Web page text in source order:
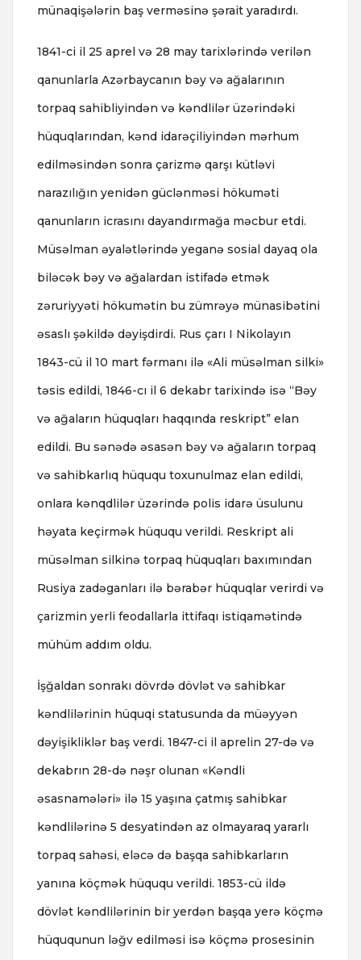
münaqişələrin baş verməsinə şərait yaradırdı.
1841-ci il 25 aprel və 28 may tarixlərində verilən
qanunlarla Azərbaycanın bəy və ağalarının
torpaq sahibliyindən və kəndlilər üzərindəki
hüquqlarından, kənd idarəçiliyindən mərhum
edilməsindən sonra çarizmə qarşı kütləvi
narazılığın yenidən güclənməsi hökuməti
qanunların icrasını dayandırmağa məcbur etdi.
Müsəlman əyalətlərində yeganə sosial dayaq ola
biləcək bəy və ağalardan istifadə etmək
zəruriyyəti hökumətin bu zümrəyə münasibətini
əsaslı şəkildə dəyişdirdi. Rus çarı I Nikolayın
1843-cü il 10 mart fərmanı ilə «Ali müsəlman silki»
təsis edildi, 1846-cı il 6 dekabr tarixində isə “Bəy
və ağaların hüquqları haqqında reskript” elan
edildi. Bu sənədə əsasən bəy və ağaların torpaq
və sahibkarlıq hüququ toxunulmaz elan edildi,
onlara kənqdlilər üzərində polis idarə üsulunu
həyata keçirmək hüququ verildi. Reskript ali
müsəlman silkinə torpaq hüquqları baxımından
Rusiya zadəganları ilə bərabər hüquqlar verirdi və
çarizmin yerli feodallarla ittifaqı istiqamətində
mühüm addım oldu.
İşğaldan sonrakı dövrdə dövlət və sahibkar
kəndlilərinin hüquqi statusunda da müəyyən
dəyişikliklər baş verdi. 1847-ci il aprelin 27-də və
dekabrın 28-də nəşr olunan «Kəndli
əsasnamələri» ilə 15 yaşına çatmış sahibkar
kəndlilərinə 5 desyatindən az olmayaraq yararlı
torpaq sahəsi, eləcə də başqa sahibkarların
yanına köçmək hüququ verildi. 1853-cü ildə
dövlət kəndlilərinin bir yerdən başqa yerə köçmə
hüququnun ləğv edilməsi isə köçmə prosesinin